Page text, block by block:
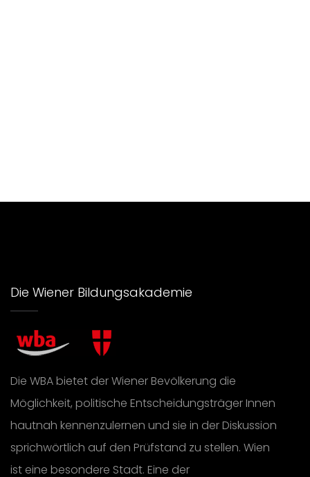
Die Wiener Bildungsakademie
Die WBA bietet der Wiener Bevölkerung die
Möglichkeit, politische Entscheidungsträger Innen
hautnah kennenzulernen und sie in der Diskussion
sprichwörtlich auf den Prüfstand zu stellen. Wien
ist eine besondere Stadt. Eine der